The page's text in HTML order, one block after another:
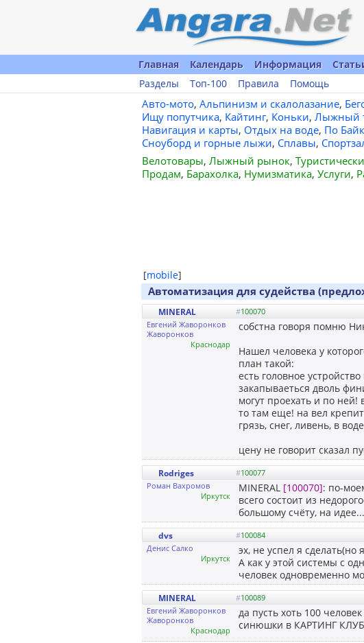
Главная Календарь Информация
Разделы
Топ-100 Правила Помощь
Авто-мото, Альпинизм и скалолазание,
Ищу попутчика, Кайтинг, Коньки, Лыжный
Навигация и карты, Отдых на воде, По
Сноуборд и горные лыжи, Сплавы,
Велотовары, Лыжный рынок,
Продам, Барахолка, Нумизматика, Услуги,
[mobile]
Автоматизация для судейства
MINERAL #100070
Евгений Жаворонков
Жаворонков
Краснодар
собстна говоря помню
Нашел человека у
план такой:
есть головное
закапываеться дволь
могут проехать и по ней!
то там еще! на вел
грязь, снег, ливень, в
цену не говорит сказал
Rodriges #100077
Роман Вахромов
Иркутск
MINERAL [100070]: по-
всего состоит из
большому счёту, на
dvs #100084
Денис Салко
Иркутск
эх, не успел я
А как у этой системы с
человек одновременно
MINERAL #100089
Евгений Жаворонков
Жаворонков
Краснодар
да пусть хоть 100
синюшки в КАРТИНГ